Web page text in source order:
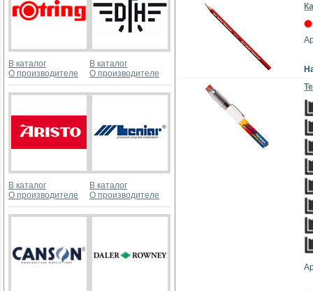
В каталог
О производителе
В каталог
О производителе
В каталог
О производителе
В каталог
О производителе